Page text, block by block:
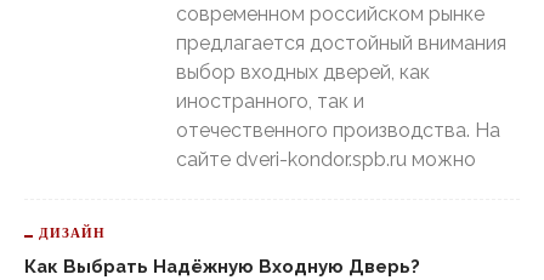
современном российском рынке
предлагается достойный внимания
выбор входных дверей, как
иностранного, так и
отечественного производства. На
сайте dveri-kondor.spb.ru можно
ДИЗАЙН
Как Выбрать Надёжную Входную Дверь?